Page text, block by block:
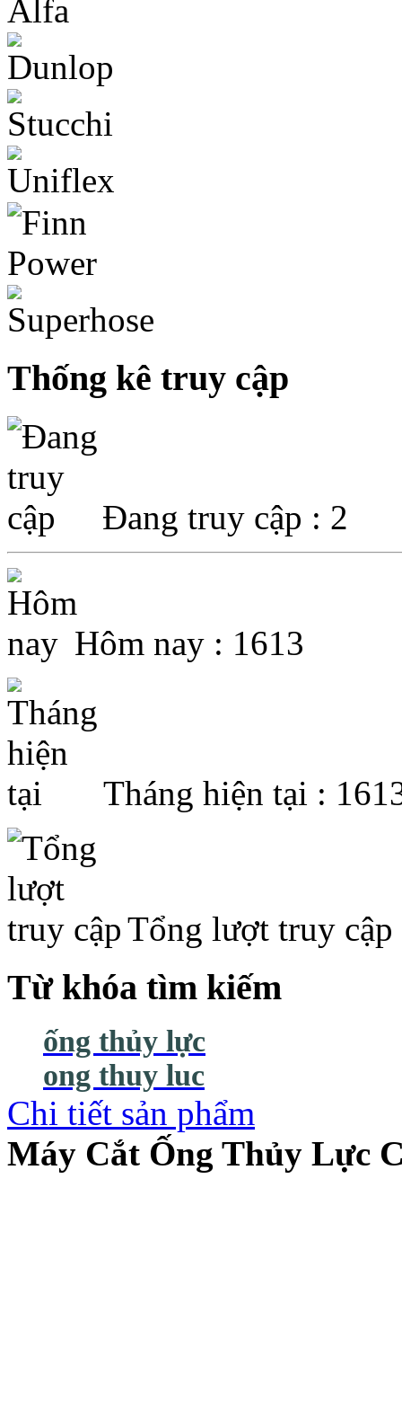
Thống kê truy cập
Đang truy cập : 2
Hôm nay : 1613
Tháng hiện tại :
Tổng lượt truy
Từ khóa tìm kiếm
ống thủy lực
ong thuy luc
Chi tiết sản phẩm
Máy Cắt Ống Thủy Lực